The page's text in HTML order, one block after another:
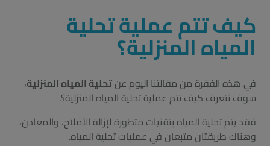
كيف تتم عملية تحلية
المياه المنزلية؟
في هذه الفقرة من مقالتنا اليوم عنتحلية المياه المنزلية،
سوف نتعرف كيف تتم عملية تحلية المياه المنزلية؟.
فقد يتم تحلية المياه بتقنيات متطورة لإزالة الأملاح، والمعادن،
وهناك طريقتان متبعان في عمليات تحلية المياه.